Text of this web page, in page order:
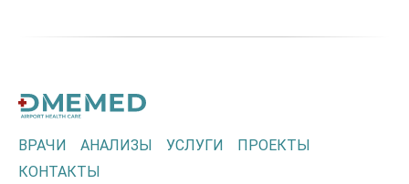
ВРАЧИ АНАЛИЗЫ УСЛУГИ
ПРОЕКТЫ
КОНТАКТЫ